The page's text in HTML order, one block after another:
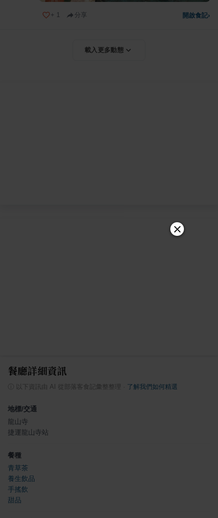
+ 1 分享 開啟食記›
載入更多動態
餐廳詳細資訊
ⓘ 以下資訊由 AI 從部落客食記彙整整理 了解我們如何精選
地標/交通
龍山寺
捷運龍山寺站
餐種
青草茶
養生飲品
手搖飲
甜品